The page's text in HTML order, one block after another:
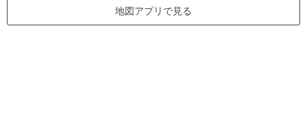
地図アプリで見る